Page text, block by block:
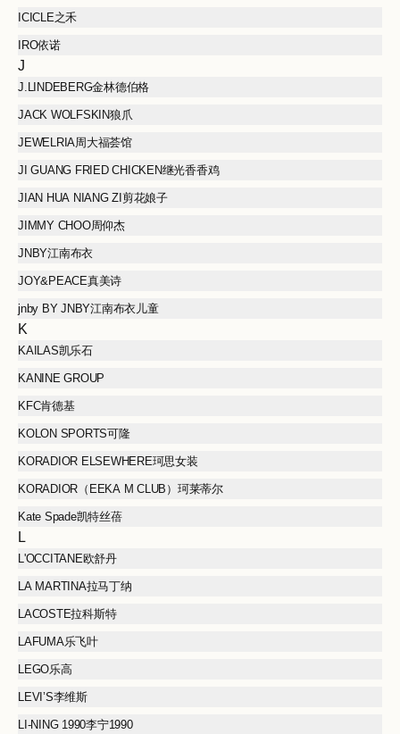
ICICLE之禾
IRO依诺
J
J.LINDEBERG金林德伯格
JACK WOLFSKIN狼爪
JEWELRIA周大福荟馆
JI GUANG FRIED CHICKEN继光香香鸡
JIAN HUA NIANG ZI剪花娘子
JIMMY CHOO周仰杰
JNBY江南布衣
JOY&PEACE真美诗
jnby BY JNBY江南布衣儿童
K
KAILAS凯乐石
KANINE GROUP
KFC肯德基
KOLON SPORTS可隆
KORADIOR ELSEWHERE珂思女装
KORADIOR（EEKA M CLUB）珂莱蒂尔
Kate Spade凯特丝蓓
L
L'OCCITANE欧舒丹
LA MARTINA拉马丁纳
LACOSTE拉科斯特
LAFUMA乐飞叶
LEGO乐高
LEVI’S李维斯
LI-NING 1990李宁1990